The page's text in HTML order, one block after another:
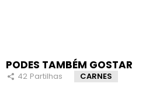
PODES TAMBÉM GOSTAR
42 Partilhas CARNES